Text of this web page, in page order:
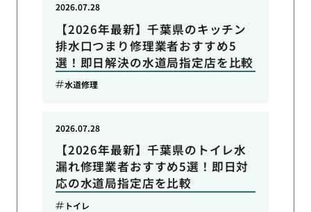
【2026年最新】千葉県のキッチン
排水口つまり修理業者おすすめ5
選！即日解決の水道局指定店を比較
2026.07.28
水道修理
【2026年最新】千葉県のトイレ水
漏れ修理業者おすすめ5選！即日対
応の水道局指定店を比較
2026.07.28
トイレ